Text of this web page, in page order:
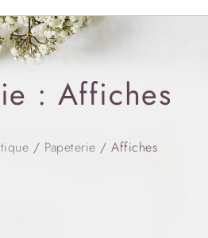
: Affiches
/ Papeterie / Affiches